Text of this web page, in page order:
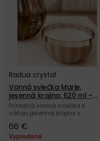
Radua crystal
Vonná sviečka Marie,
jesenná krajina, 620 ml –
dymová
Prírodná vonná sviečka s
vôňou jesennej krajiny v
autorského skla Radua crystal.
66 €
Vypredané